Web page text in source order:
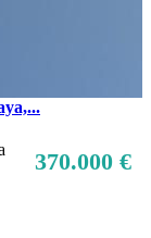
370.000 €